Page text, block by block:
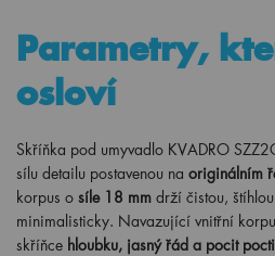
Parametry,
osloví
Skříňka pod umyvadlo KVADRO
sílu detailu postavenou na originálním
korpus o síle 18 mm drží čistou,
minimalisticky. Navazující vnitřní
skříňce hloubku, jasný řád a pocit